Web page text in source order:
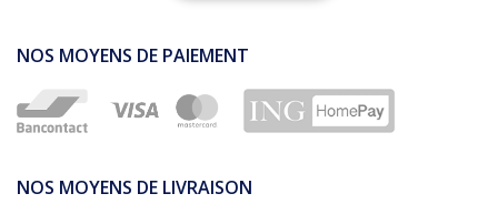
NOS MOYENS DE PAIEMENT
NOS MOYENS DE LIVRAISON